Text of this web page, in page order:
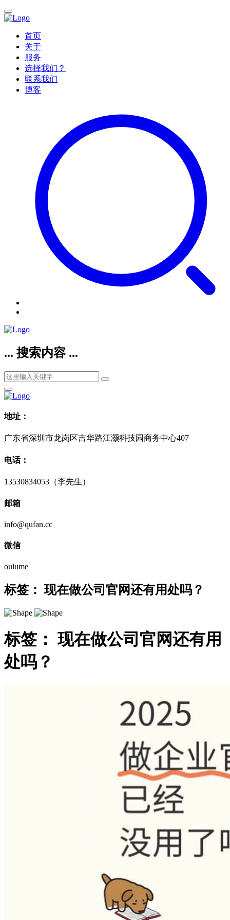
首页
关于
服务
选择我们？
联系我们
博客
... 搜索内容 ...
地址：
广东省深圳市龙岗区吉华路江灏科技园商务中心407
电话：
13530834053（李先生）
邮箱
info@qufan.cc
微信
oulume
标签：现在做公司官网还有用处吗？
标签：现在做公司官网还有用
处吗？